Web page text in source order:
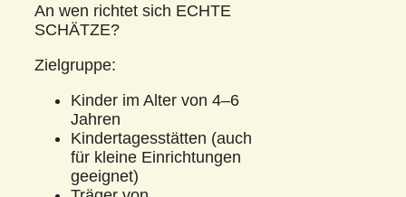
An wen richtet sich ECHTE
SCHÄTZE?
Zielgruppe:
Kinder im Alter von 4–6
Jahren
Kindertagesstätten (auch
für kleine Einrichtungen
geeignet)